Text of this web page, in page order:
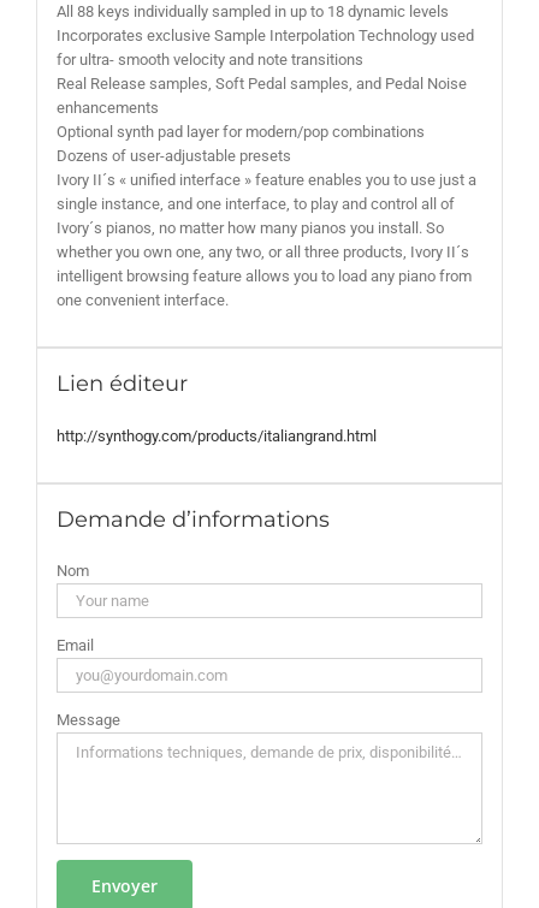
All 88 keys individually sampled in up to 18 dynamic levels
Incorporates exclusive Sample Interpolation Technology used
for ultra- smooth velocity and note transitions
Real Release samples, Soft Pedal samples, and Pedal Noise
enhancements
Optional synth pad layer for modern/pop combinations
Dozens of user-adjustable presets
Ivory II´s « unified interface » feature enables you to use just a
single instance, and one interface, to play and control all of
Ivory´s pianos, no matter how many pianos you install. So
whether you own one, any two, or all three products, Ivory II´s
intelligent browsing feature allows you to load any piano from
one convenient interface.
Lien éditeur
http://synthogy.com/products/italiangrand.html
Demande d’informations
Nom
Email
Message